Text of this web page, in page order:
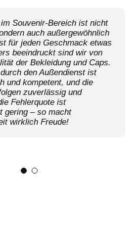
Souvenir-Bereich ist nicht
auch außergewöhnlich
für jeden Geschmack etwas
beeindruckt sind wir von
der Bekleidung und Caps.
den Außendienst ist
und kompetent, und die
zuverlässig und
Fehlerquote ist
gering – so macht
wirklich Freude!
breit gefächertes
Artikeln, sehr gute
und Caps sowie eine
durch den
Lieferung erfolgt schnell
– bei äusserst geringer